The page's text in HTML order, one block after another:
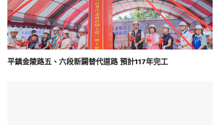
平鎮金陵路五、六段新闢替代道路 預計117年完工